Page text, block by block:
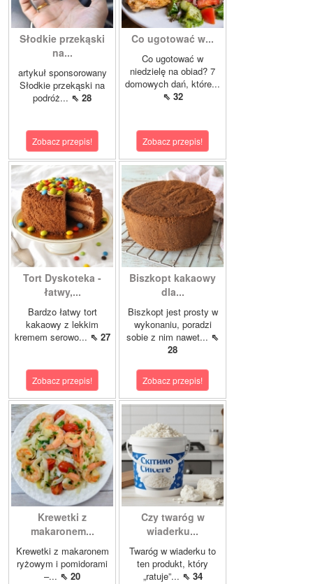
Słodkie przekąski
na...
artykuł sponsorowany
Słodkie przekąski na
podróż... ⇖ 28
Zobacz przepis!
Co ugotować w...
Co ugotować w
niedzielę na obiad? 7
domowych dań, które...
⇖ 32
Zobacz przepis!
Tort Dyskoteka -
łatwy,...
Bardzo łatwy tort
kakaowy z lekkim
kremem serowo... ⇖ 27
Zobacz przepis!
Biszkopt kakaowy
dla...
Biszkopt jest prosty w
wykonaniu, poradzi
sobie z nim nawet... ⇖
28
Zobacz przepis!
Krewetki z
makaronem...
Krewetki z makaronem
ryżowym i pomidorami
–... ⇖ 20
Czy twaróg w
wiaderku...
Twaróg w wiaderku to
ten produkt, który
„ratuje”... ⇖ 34